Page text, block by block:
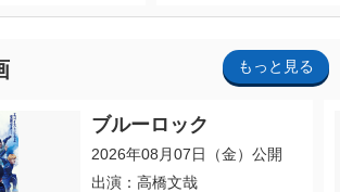
もっと見る
ブルーロック
2026年08月07日（金）公開
出演：高橋文哉